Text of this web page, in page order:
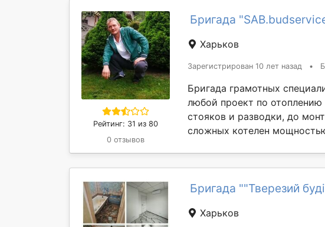
Рейтинг: 31 из 80
0 отзывов
Бригада
Харьков
Зарегистрирован 10 лет назад •
Бригада грамотных
любой проект по
стояков и разводки, до
сложных котелен
Бригада ""Тверезий
Харьков